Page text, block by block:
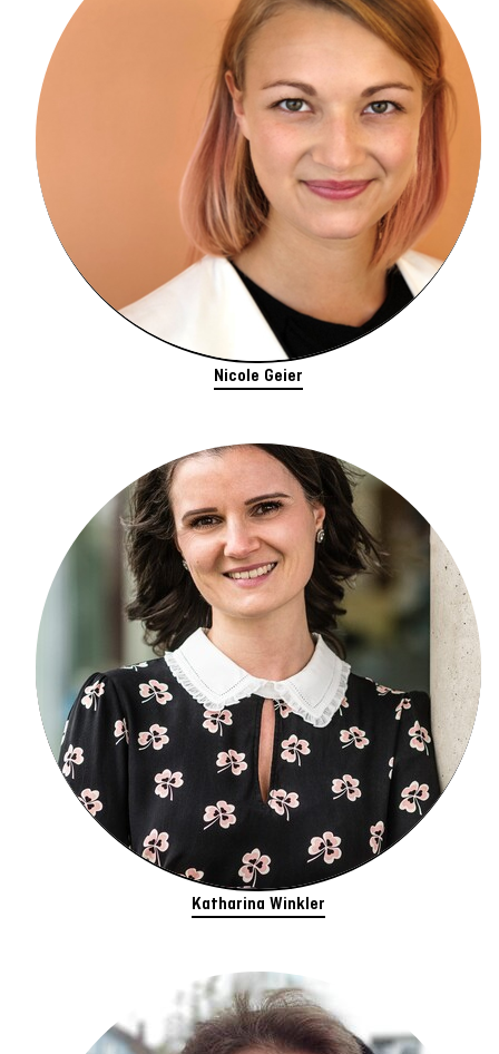
Nicole Geier
Katharina Winkler